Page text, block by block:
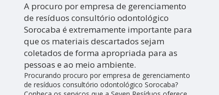
A procuro por empresa de gerenciamento
de resíduos consultório odontológico
Sorocaba é extremamente importante para
que os materiais descartados sejam
coletados de forma apropriada para as
pessoas e ao meio ambiente.
Procurando procuro por empresa de gerenciamento
de resíduos consultório odontológico Sorocaba?